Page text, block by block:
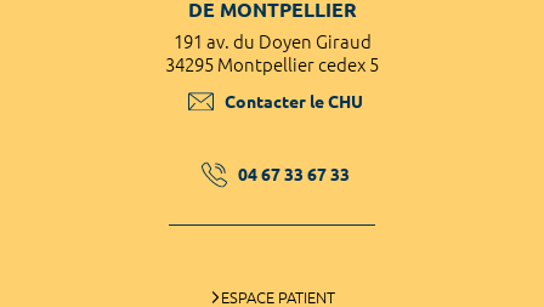
DE MONTPELLIER
191 av. du Doyen Giraud
34295 Montpellier cedex 5
Contacter le CHU
04 67 33 67 33
ESPACE PATIENT